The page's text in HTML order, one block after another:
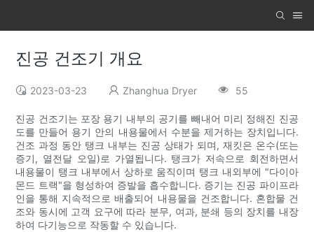
진공 건조기 개요
2023-03-23 Zhanghua Dryer 55
진공 건조기는 포장 용기 내부의 공기를 빼내어 미리 정해진 진공
도를 만들어 용기 안의 내용물에서 수분을 제거하는 장치입니다.
건조 과정 동안 탱크 내부는 진공 상태가 되며, 재킷은 온수(또는
증기, 열전달 오일)로 가열됩니다. 탱크가 저속으로 회전하면서
내용물이 탱크 내부에서 상하로 움직이며 탱크 내외부에 "다이아
몬드 트랙"을 형성하여 증발을 흡수합니다. 증기는 진공 파이프라
인을 통해 지속적으로 배출되어 내용물을 건조합니다. 혼합물 건
조와 동시에 고객 요구에 따라 분무, 여과, 분쇄 등의 장치를 내장
하여 다기능으로 작동할 수 있습니다.